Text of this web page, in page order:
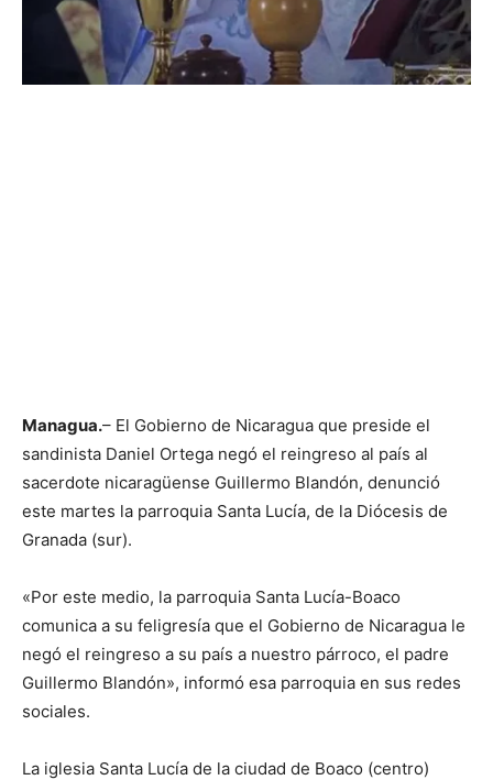
Managua.– El Gobierno de Nicaragua que preside el
sandinista Daniel Ortega negó el reingreso al país al
sacerdote nicaragüense Guillermo Blandón, denunció
este martes la parroquia Santa Lucía, de la Diócesis de
Granada (sur).
«Por este medio, la parroquia Santa Lucía-Boaco
comunica a su feligresía que el Gobierno de Nicaragua le
negó el reingreso a su país a nuestro párroco, el padre
Guillermo Blandón», informó esa parroquia en sus redes
sociales.
La iglesia Santa Lucía de la ciudad de Boaco (centro)